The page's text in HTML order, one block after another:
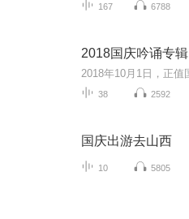
167 6788
2018国庆吟诵专辑
38 2592
国庆出游去山西
10 5805